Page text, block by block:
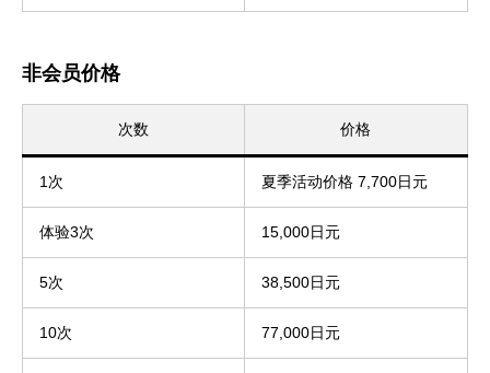
非会员价格
次数 价格
1次 夏季活动价格 7,700日元
体验3次 15,000日元
5次 38,500日元
10次 77,000日元